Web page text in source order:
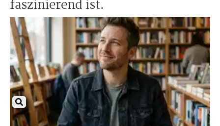
faszinierend ist.